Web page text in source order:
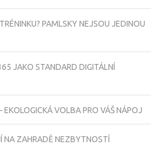
PAMLSKY NEJSOU JEDINOU
JAKO STANDARD DIGITÁLNÍ
VOLBA PRO VÁŠ NÁPOJ
NA ZAHRADĚ NEZBYTNOSTÍ